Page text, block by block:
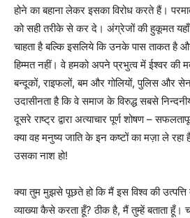
होने का बहाना लेकर इसका विरोध करते हैं।
को सही तरीके से कर दे। अंग्रेजों की हुकूमत यहाँ
चाहता है बल्कि इसलिये कि उनके पास ताकत है
हिम्मत नहीं। वे हमको अपने प्रभुत्व में ईश्वर की
बन्दूकों, राइफलों, बम और गोलियों, पुलिस और
उदासीनता है कि वे समाज के विरुद्ध सबसे
दूसरे राष्ट्र द्वारा अत्याचार पूर्ण शोषण –
क्या वह मनुष्य जाति के इन कष्टों का मज़ा ले
उसका नाश हो!
क्या तुम मुझसे पूछते हो कि मैं इस विश्व की उत्पत्ति
व्याख्या कैसे करता हूँ? ठीक है, मैं तुम्हें बताता हूँ।